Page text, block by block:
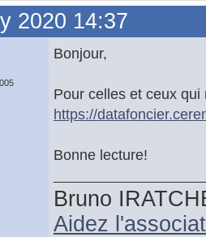
2020 14:37
Bonjour,
Pour celles et ceux
https://
Bonne lecture!
Bruno
Aidez